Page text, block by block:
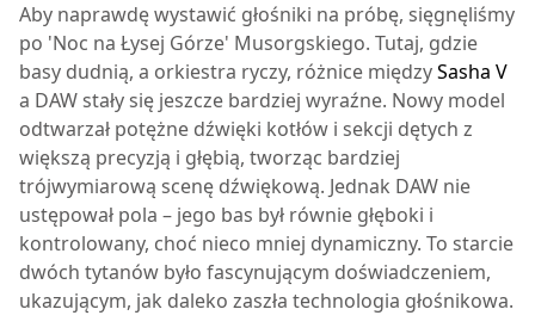
Aby naprawdę wystawić głośniki na próbę, sięgnęliśmy
po 'Noc na Łysej Górze' Musorgskiego. Tutaj, gdzie
basy dudnią, a orkiestra ryczy, różnice międzySasha V
a DAW stały się jeszcze bardziej wyraźne. Nowy model
odtwarzał potężne dźwięki kotłów i sekcji dętych z
większą precyzją i głębią, tworząc bardziej
trójwymiarową scenę dźwiękową. Jednak DAW nie
ustępował pola – jego bas był równie głęboki i
kontrolowany, choć nieco mniej dynamiczny. To starcie
dwóch tytanów było fascynującym doświadczeniem,
ukazującym, jak daleko zaszła technologia głośnikowa.